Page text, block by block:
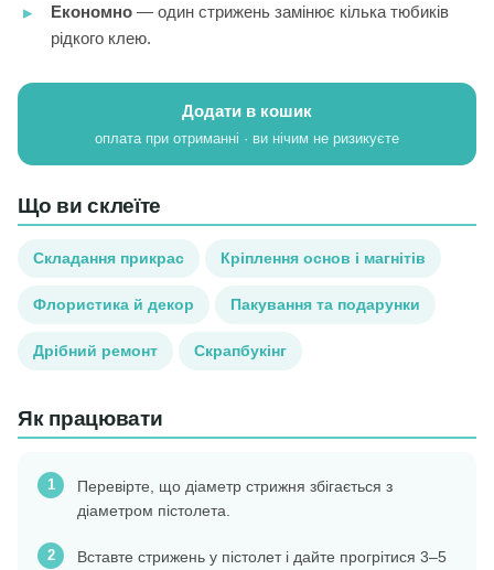
Економно — один стрижень замінює кілька тюбиків
рідкого клею.
Додати в кошик
оплата при отриманні · ви нічим не ризикуєте
Що ви склеїте
Складання прикрас Кріплення основ і магнітів
Флористика й декор Пакування та подарунки
Дрібний ремонт Скрапбукінг
Як працювати
Перевірте, що діаметр стрижня збігається з
діаметром пістолета.
Вставте стрижень у пістолет і дайте прогрітися 3–5